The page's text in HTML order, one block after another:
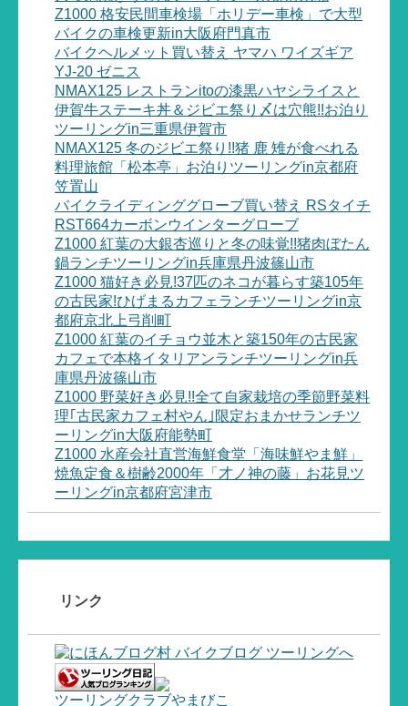
Z1000 格安民間車検場「ホリデー車検」で大型
バイクの車検更新in大阪府門真市
バイクヘルメット買い替え ヤマハ ワイズギア
YJ-20 ゼニス
NMAX125 レストランitoの漆黒ハヤシライスと
伊賀牛ステーキ丼＆ジビエ祭り〆は穴熊!!お泊り
ツーリングin三重県伊賀市
NMAX125 冬のジビエ祭り!!猪 鹿 雉が食べれる
料理旅館「松本亭」お泊りツーリングin京都府
笠置山
バイクライディンググローブ買い替え RSタイチ
RST664カーボンウインターグローブ
Z1000 紅葉の大銀杏巡りと冬の味覚!!猪肉ぼたん
鍋ランチツーリングin兵庫県丹波篠山市
Z1000 猫好き必見!37匹のネコが暮らす築105年
の古民家!ひげまるカフェランチツーリングin京
都府京北上弓削町
Z1000 紅葉のイチョウ並木と築150年の古民家
カフェで本格イタリアンランチツーリングin兵
庫県丹波篠山市
Z1000 野菜好き必見!!全て自家栽培の季節野菜料
理｢古民家カフェ村やん｣限定おまかせランチツ
ーリングin大阪府能勢町
Z1000 水産会社直営海鮮食堂「海味鮮やま鮮」
焼魚定食＆樹齢2000年「才ノ神の藤」お花見ツ
ーリングin京都府宮津市
リンク
ツーリングクラブやまびこ